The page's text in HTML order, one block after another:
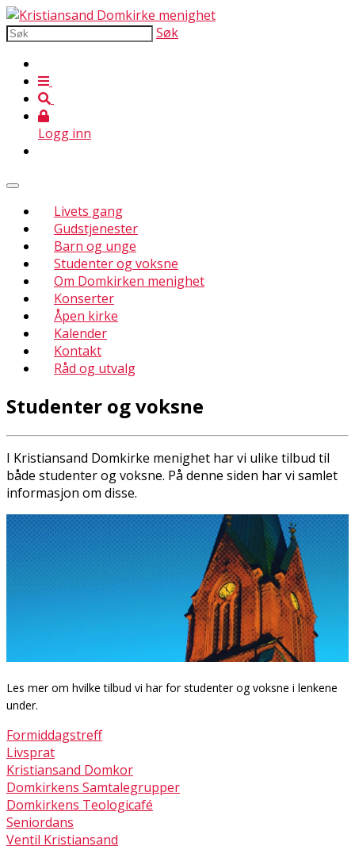
Søk
Logg inn
Livets gang
Gudstjenester
Barn og unge
Studenter og voksne
Om Domkirken menighet
Konserter
Åpen kirke
Kalender
Kontakt
Råd og utvalg
Studenter og voksne
I Kristiansand Domkirke menighet har vi ulike tilbud til
både studenter og voksne. På denne siden har vi samlet
informasjon om disse.
Les mer om hvilke tilbud vi har for studenter og voksne i lenkene
under.
Formiddagstreff
Livsprat
Kristiansand Domkor
Domkirkens Samtalegrupper
Domkirkens Teologicafé
Seniordans
Ventil Kristiansand